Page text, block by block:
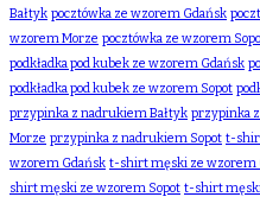
Bałtyk pocztówka ze wzorem Gdańsk
wzorem Morze pocztówka ze wzorem
podkładka pod kubek ze wzorem Gdańsk
podkładka pod kubek ze wzorem Sopot
przypinka z nadrukiem Bałtyk przypinka
Morze przypinka z nadrukiem Sopot t-
wzorem Gdańsk t-shirt męski ze wzorem
shirt męski ze wzorem Sopot t-shirt